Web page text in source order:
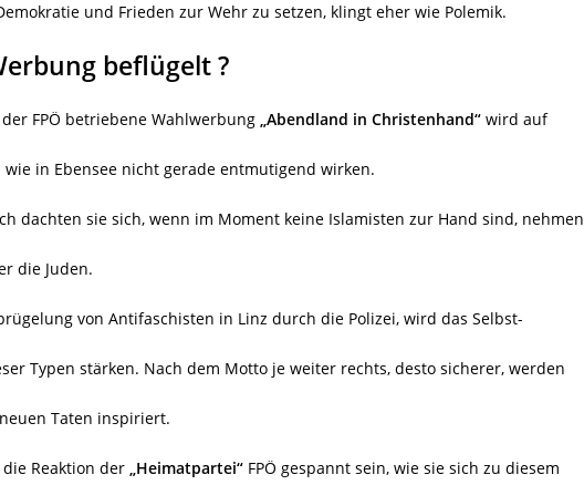
und Frieden zur Wehr zu setzen, klingt eher wie Polemik.
beflügelt ?
FPÖ betriebene Wahlwerbung „Abendland in Christenhand“ wird auf
wie in Ebensee nicht gerade entmutigend wirken.
dachten sie sich, wenn im Moment keine Islamisten zur Hand sind, nehmen
die Juden.
von Antifaschisten in Linz durch die Polizei, wird das Selbst-
Typen stärken. Nach dem Motto je weiter rechts, desto sicherer, werden
Taten inspiriert.
Reaktion der „Heimatpartei“ FPÖ gespannt sein, wie sie sich zu diesem